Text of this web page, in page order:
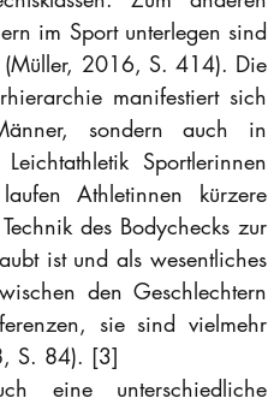
im Sport unterlegen sind
(Müller, 2016, S. 414). Die
manifestiert sich
sondern auch in
Sportlerinnen
Athletinnen kürzere
des Bodychecks zur
ist und als wesentliches
den Geschlechtern
sie sind vielmehr
S. 84). [3]
eine unterschiedliche